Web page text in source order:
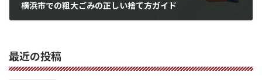
横浜市での粗大ごみの正しい捨て方ガイド
最近の投稿